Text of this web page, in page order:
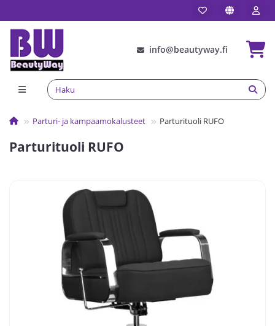
info@beautyway.fi
Parturi- ja kampaamokalusteet Parturituoli RUFO
Parturituoli RUFO